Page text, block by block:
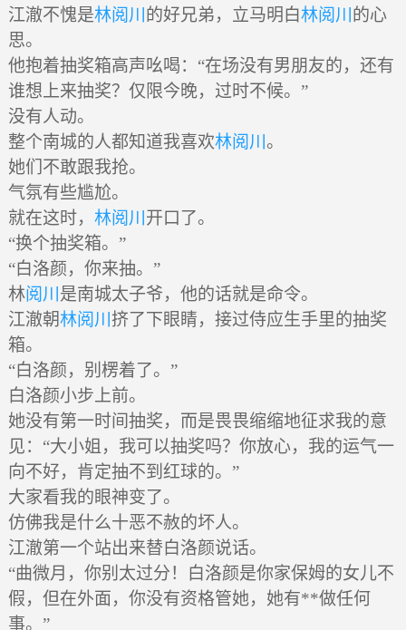
江澈不愧是林阅川 的好兄弟，立马明白林阅川 的心
思。
他抱着抽奖箱高声吆喝：“在场没有男朋友的，还有
谁想上来抽奖？仅限今晚，过时不候。”
没有人动。
整个南城的人都知道我喜欢林阅川 。
她们不敢跟我抢。
气氛有些尴尬。
就在这时， 林阅川 开口了。
“换个抽奖箱。”
“白洛颜，你来抽。”
林阅川 是南城太子爷，他的话就是命令。
江澈朝林阅川 挤了下眼睛，接过侍应生手里的抽奖
箱。
“白洛颜，别楞着了。”
白洛颜小步上前。
她没有第一时间抽奖，而是畏畏缩缩地征求我的意
见：“大小姐，我可以抽奖吗？你放心，我的运气一
向不好，肯定抽不到红球的。”
大家看我的眼神变了。
仿佛我是什么十恶不赦的坏人。
江澈第一个站出来替白洛颜说话。
“曲微月，你别太过分！白洛颜是你家保姆的女儿不
假，但在外面，你没有资格管她，她有**做任何
事。”